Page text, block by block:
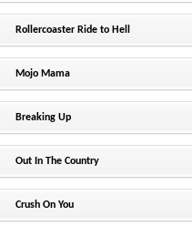
Rollercoaster Ride to Hell
Mojo Mama
Breaking Up
Out In The Country
Crush On You